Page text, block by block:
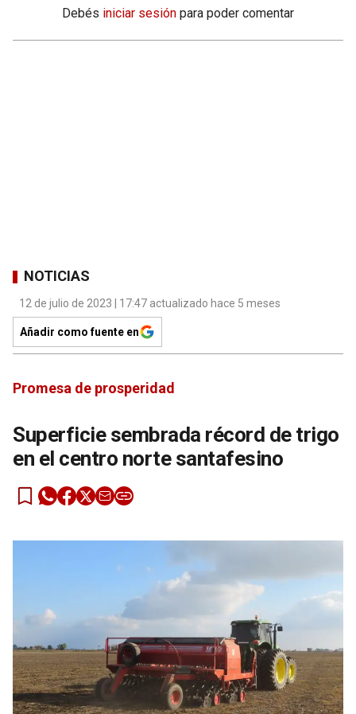
Debés iniciar sesión para poder comentar
NOTICIAS
12 de julio de 2023 | 17:47 actualizado hace 5 meses
Añadir como fuente en
Promesa de prosperidad
Superficie sembrada récord de trigo
en el centro norte santafesino